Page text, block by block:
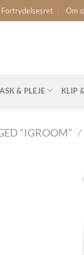
Fortrydelsesret Om
& PLEJE KLIP
“IGROOM” /